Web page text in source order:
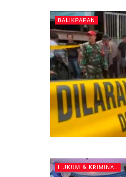
BALIKPAPAN
HUKUM & KRIMINAL